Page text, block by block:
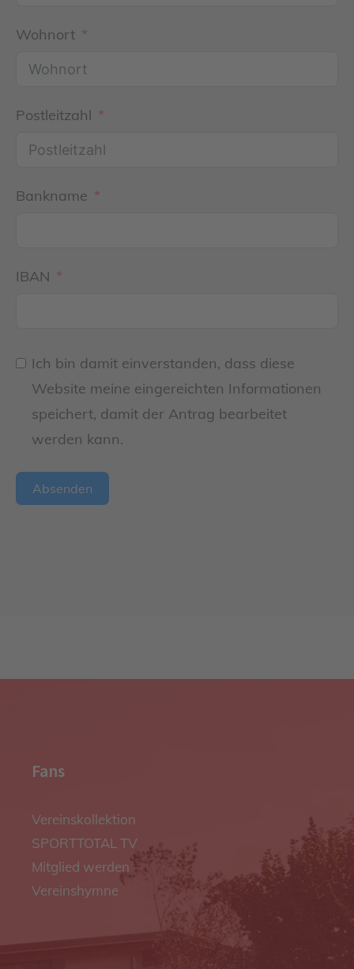
Wohnort
Postleitzahl
Bankname
IBAN
Ich bin damit einverstanden, dass diese
Website meine eingereichten Informationen
speichert, damit der Antrag bearbeitet
werden kann.
Absenden
Fans
Vereinskollektion
SPORTTOTAL TV
Mitglied werden
Vereinshymne